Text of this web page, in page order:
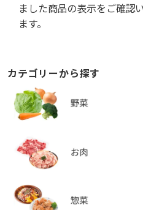
ました商品の表示をご確認
ます。
カテゴリーから探す